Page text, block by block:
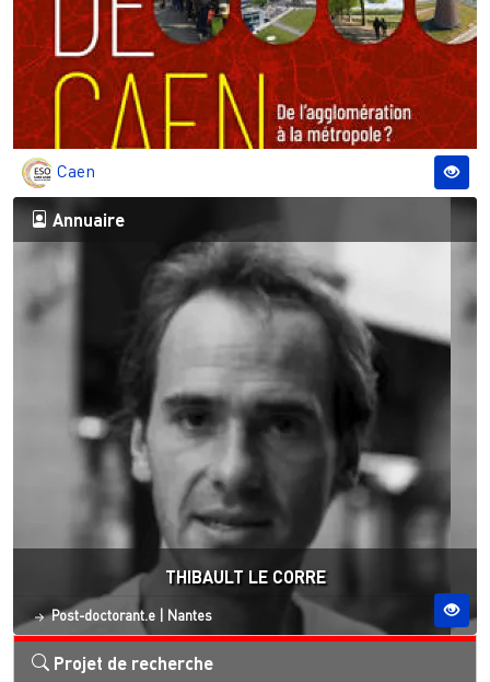
Caen
Annuaire
THIBAULT LE CORRE
Statut
Post-doctorant.e Site ESO
Nantes
Projet de recherche